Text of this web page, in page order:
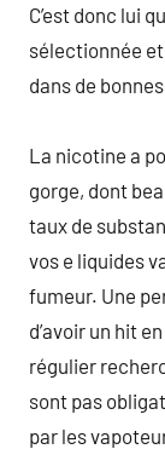
C’est donc lui
sélectionnée et
dans de
La nicotine a
gorge, dont
taux de
vos e liquides
fumeur. Une
d’avoir un hit
régulier
sont pas
par les